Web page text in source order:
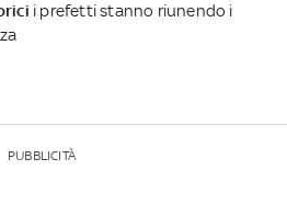
i prefetti stanno riunendo i
PUBBLICITÀ